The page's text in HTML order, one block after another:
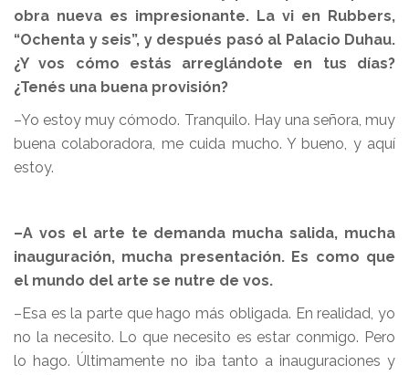
obra nueva es impresionante. La vi en Rubbers,
“Ochenta y seis”, y después pasó al Palacio Duhau.
¿Y vos cómo estás arreglándote en tus días?
¿Tenés una buena provisión?
–Yo estoy muy cómodo. Tranquilo. Hay una señora, muy
buena colaboradora, me cuida mucho. Y bueno, y aquí
estoy.
–A vos el arte te demanda mucha salida, mucha
inauguración, mucha presentación. Es como que
el mundo del arte se nutre de vos.
–Esa es la parte que hago más obligada. En realidad, yo
no la necesito. Lo que necesito es estar conmigo. Pero
lo hago. Últimamente no iba tanto a inauguraciones y